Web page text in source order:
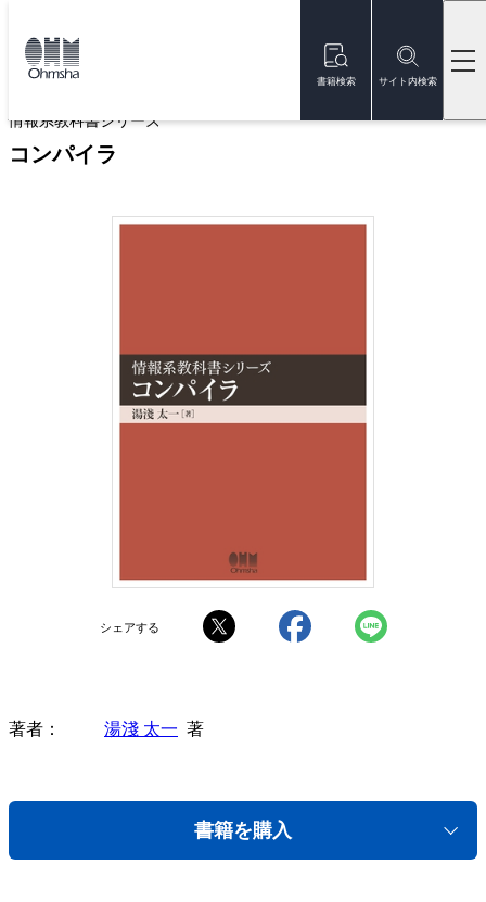
書籍検索 サイト内検索
トップ
情報系教科書シリーズ
コンパイラ
シェアする
著者 湯淺 太一 著
書籍を購入